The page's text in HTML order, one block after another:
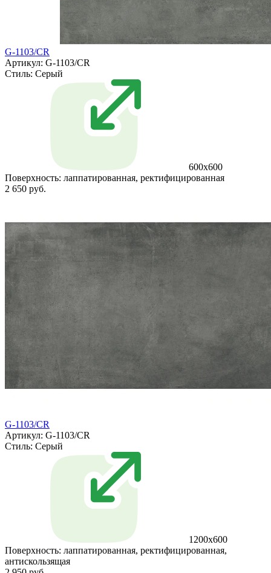
G-1103/CR
Артикул: G-1103/CR
Стиль: Серый
600x600
Поверхность: лаппатированная, ректифицированная
2 650 руб.
G-1103/CR
Артикул: G-1103/CR
Стиль: Серый
1200x600
Поверхность: лаппатированная, ректифицированная,
антискользящая